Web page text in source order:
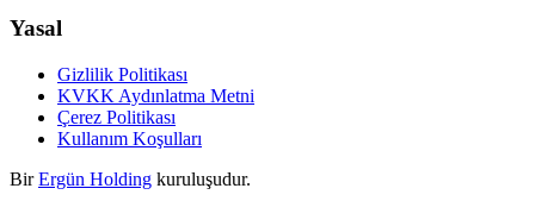
Yasal
Gizlilik Politikası
KVKK Aydınlatma Metni
Çerez Politikası
Kullanım Koşulları
Bir Ergün Holding kuruluşudur.